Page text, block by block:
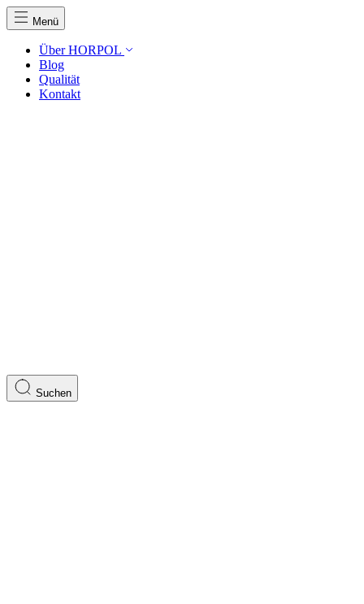
Menü
Über HORPOL
Blog
Qualität
Kontakt
Suchen